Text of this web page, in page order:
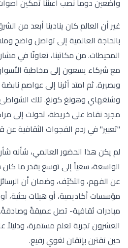
واضعين دوماً نصب أعيننا تمكين
غير أن العالم كان ينادينا أبعد من
بالحاجة العالمية إلى تواصل واضح
المحيطات. من مكاتبنا، تعاونّا في
مع شركاء يسعون إلى مخاطبة
وبصيرة. ثم امتد أثرنا إلى عواصم
وشنغهاي وهونغ كونغ. تلك الشواطئ
مجرد نقاط على خريطة، تحولت إلى
"تعبير" في ردم الفجوات الثقافية عن
لم يكن هذا الحضور العالمي، شأنه
الواسعة، سعياً إلى توسع بقدر ما كان
عن الفهم، والتكيّف، وضمان أن
مؤسسات أكاديمية، أو هيئات بحثية،
مبادرات ثقافية- تصل عميقةً
العشرون تجربة تعلم مستمرة، ودليلاً
حين تقترن بإتقان لغوي رفيع.